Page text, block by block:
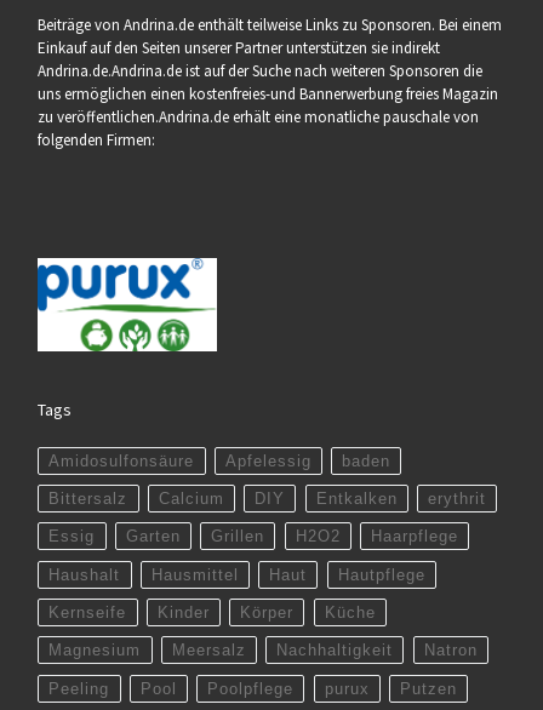
Beiträge von Andrina.de enthält teilweise Links zu Sponsoren. Bei einem
Einkauf auf den Seiten unserer Partner unterstützen sie indirekt
Andrina.de.Andrina.de ist auf der Suche nach weiteren Sponsoren die
uns ermöglichen einen kostenfreies-und Bannerwerbung freies Magazin
zu veröffentlichen.Andrina.de erhält eine monatliche pauschale von
folgenden Firmen:
Tags
Amidosulfonsäure Apfelessig baden
Bittersalz Calcium DIY Entkalken erythrit
Essig Garten Grillen H2O2 Haarpflege
Haushalt Hausmittel Haut Hautpflege
Kernseife Kinder Körper Küche
Magnesium Meersalz Nachhaltigkeit Natron
Peeling Pool Poolpflege purux Putzen